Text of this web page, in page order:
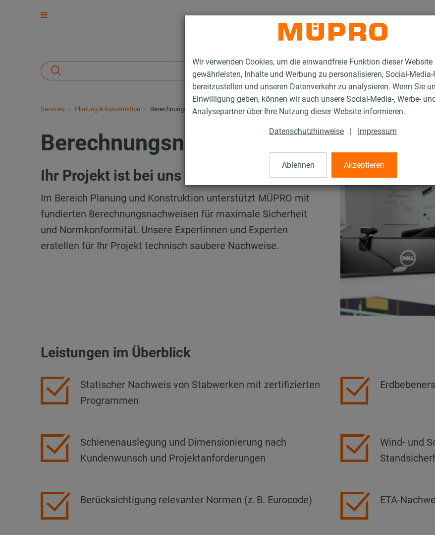
Wir verwenden Cookies, um die einwandfreie Funktion dieser Website
gewährleisten, Inhalte und Werbung zu personalisieren, Social-
bereitzustellen und unseren Datenverkehr zu analysieren. Wenn Sie
Einwilligung geben, können wir auch unsere Social-Media-, Werbe-
Analysepartner über Ihre Nutzung dieser Website informieren.
Datenschutzhinweise | Impressum
Ablehnen Akzeptieren
Services Planung & Konstruktion Berechnungsnachweise
Berechnungsnachweise
Ihr Projekt ist bei uns in sicheren Händen
Im Bereich Planung und Konstruktion unterstützt MÜPRO mit
fundierten Berechnungsnachweisen für maximale Sicherheit
und Normkonformität. Unsere Expertinnen und Experten
erstellen für Ihr Projekt technisch saubere Nachweise.
Leistungen im Überblick
Statischer Nachweis von Stabwerken mit zertifizierten
Programmen
Schienenauslegung und Dimensionierung nach
Kundenwunsch und Projektanforderungen
Wind- und
Berücksichtigung relevanter Normen (z. B. Eurocode) ETA-